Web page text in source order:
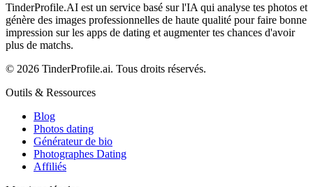
TinderProfile.AI est un service basé sur l'IA qui analyse tes photos et
génère des images professionnelles de haute qualité pour faire bonne
impression sur les apps de dating et augmenter tes chances d'avoir
plus de matchs.
© 2026 TinderProfile.ai. Tous droits réservés.
Outils & Ressources
Blog
Photos dating
Générateur de bio
Photographes Dating
Affiliés